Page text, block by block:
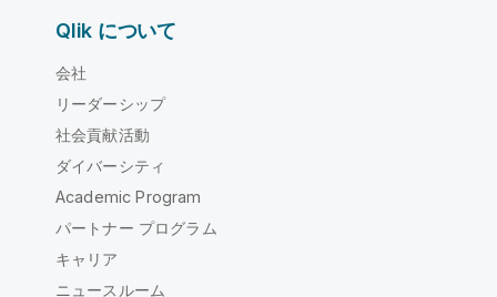
Qlik について
会社
リーダーシップ
社会貢献活動
ダイバーシティ
Academic Program
パートナー プログラム
キャリア
ニュースルーム